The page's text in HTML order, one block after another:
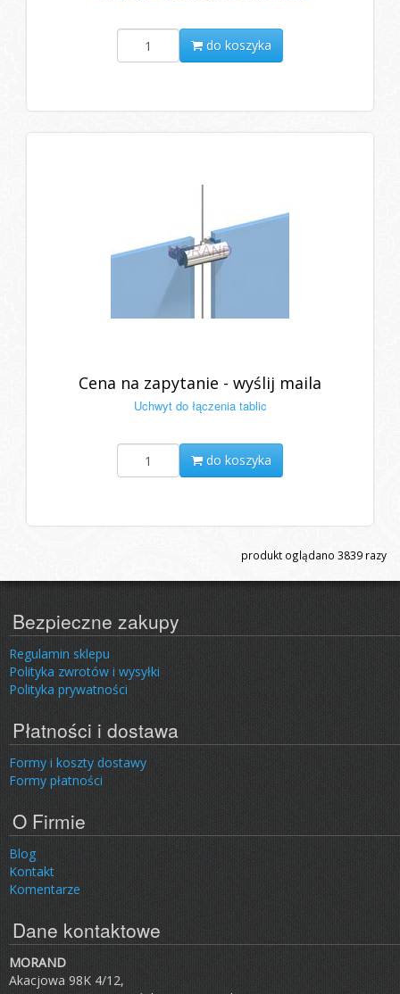
do koszyka
Cena na zapytanie - wyślij maila
Uchwyt do łączenia tablic
do koszyka
produkt oglądano 3839 razy
Bezpieczne zakupy
Regulamin sklepu
Polityka zwrotów i wysyłki
Polityka prywatności
Płatności i dostawa
Formy i koszty dostawy
Formy płatności
O Firmie
Blog
Kontakt
Komentarze
Dane kontaktowe
MORAND
Akacjowa 98K 4/12,